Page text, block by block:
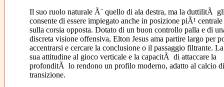
Il suo ruolo naturale Ã¨ quello di ala destra, ma la duttilitÃ
consente di essere impiegato anche in posizione piÃ¹ centrale
sulla corsia opposta. Dotato di un buon controllo palla e di
discreta visione offensiva, Elton Jesus ama partire largo per
accentrarsi e cercare la conclusione o il passaggio filtrante. La
sua attitudine al gioco verticale e la capacitÃ di attaccare la
profonditÃ lo rendono un profilo moderno, adatto al calcio di
transizione.